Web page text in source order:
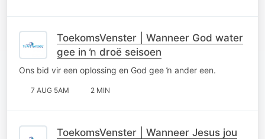
ToekomsVenster | Wanneer God water
gee in ŉ droë seisoen
Ons bid vir een oplossing en God gee ŉ ander een.
7 AUG 5AM 2 MIN
ToekomsVenster | Wanneer Jesus jou